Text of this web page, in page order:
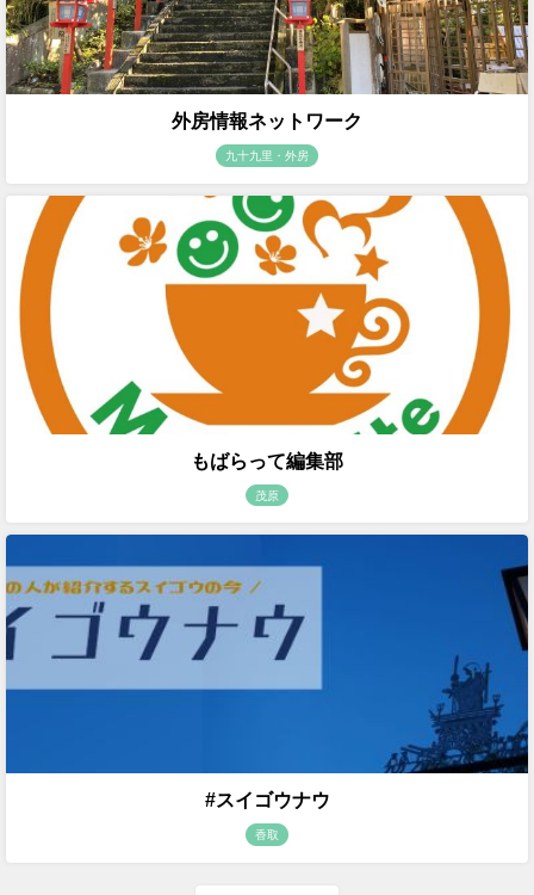
外房情報ネットワーク
九十九里・外房
もばらって編集部
茂原
#スイゴウナウ
香取